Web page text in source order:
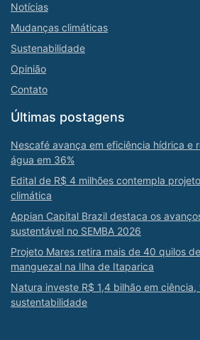
Notícias
Mudanças climáticas
Sustenabilidade
Opinião
Contato
Últimas postagens
Nescafé avança em eficiência hídrica e
água em 36%
Edital de R$ 4 milhões contempla
climática
Appian Capital Brazil destaca os
sustentável no SEMBA 2026
Projeto Mares retira mais de 40 quilos
manguezal na Ilha de Itaparica
Natura investe R$ 1,4 bilhão em
sustentabilidade